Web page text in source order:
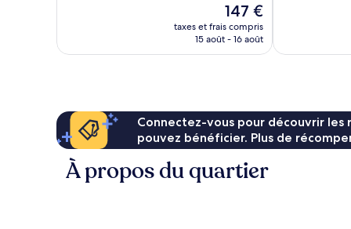
Le
nouveau
prix
147 €
taxes et frais compris
15 août - 16 août
Connectez-vous pour découvrir
pouvez bénéficier. Plus de
À propos du quartier